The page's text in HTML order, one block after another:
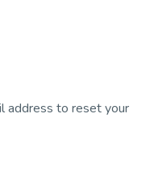
address to reset your